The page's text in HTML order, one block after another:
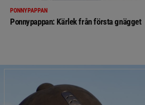
PONNYPAPPAN
Ponnypappan: Kärlek från första gnägget